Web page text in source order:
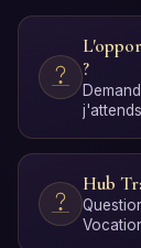
?
Hub